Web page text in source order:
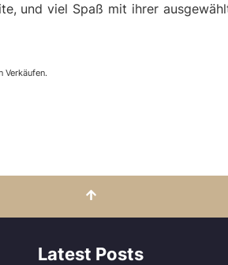
und viel Spaß mit ihrer
Verkäufen.
Latest Posts